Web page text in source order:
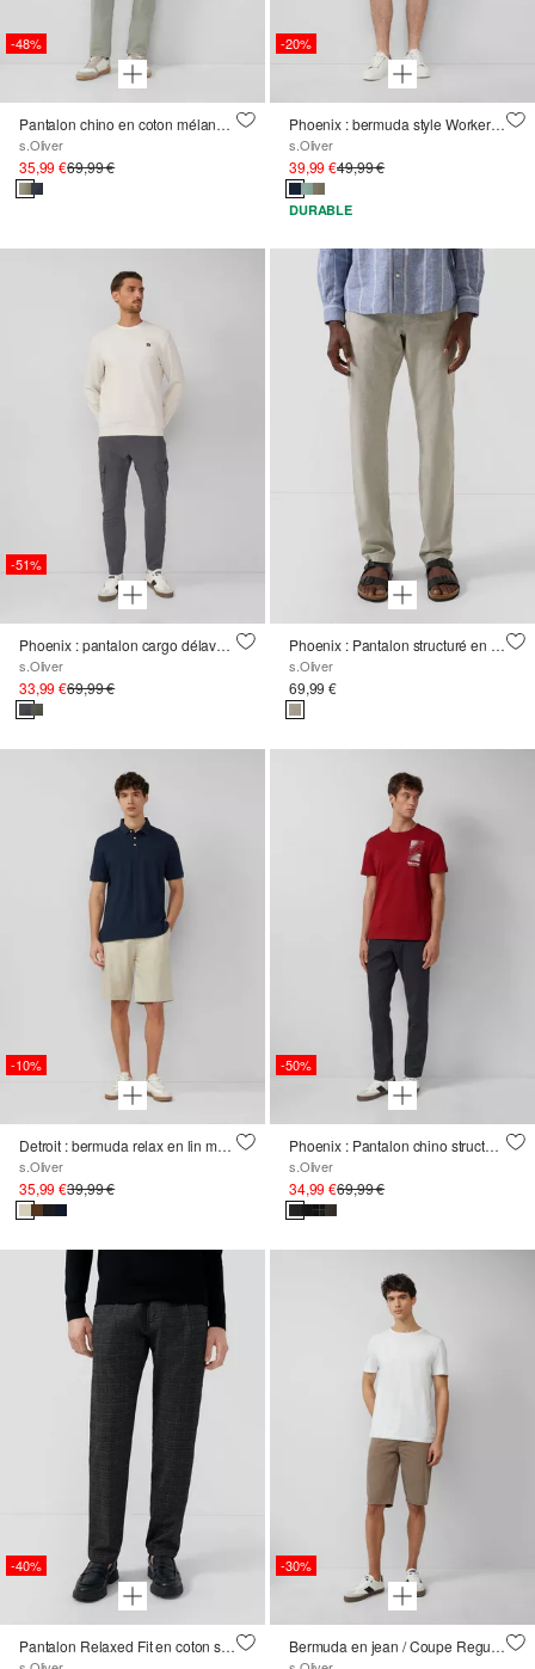
-48%
Pantalon chino en coton mélangé avec coutures décoratives
s.Oliver
35,99 €69,99 €
-20%
Phoenix : bermuda style Worker à la structure ripstop
s.Oliver
39,99 €49,99 €
DURABLE
-51%
Phoenix : pantalon cargo délavé en coton mélangé
s.Oliver
33,99 €69,99 €
Phoenix : Pantalon structuré en lin mélangé
s.Oliver
69,99 €
-10%
Detroit : bermuda relax en lin mélangé
s.Oliver
35,99 €39,99 €
-50%
Phoenix : Pantalon chino structuré avec taille élastique
s.Oliver
34,99 €69,99 €
-40%
Pantalon Relaxed Fit en coton stretch doux avec délavage
-30%
Bermuda en jean / Coupe Regular Fit / Taille mi-haute